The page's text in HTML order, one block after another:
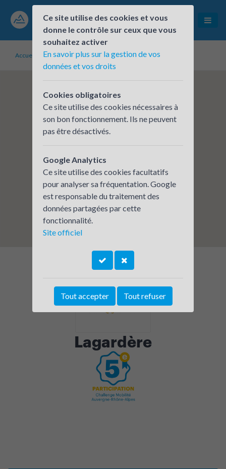
Accueil Établissements inscrits Lagardère
Lagardère
Ce site utilise des cookies et vous
donne le contrôle sur ceux que vous
souhaitez activer
En savoir plus sur la gestion de vos
données et vos droits
Cookies obligatoires
Ce site utilise des cookies nécessaires à
son bon fonctionnement. Ils ne peuvent
pas être désactivés.
Google Analytics
Ce site utilise des cookies facultatifs
pour analyser sa fréquentation. Google
est responsable du traitement des
données partagées par cette
fonctionnalité.
Site officiel
Tout accepter Tout refuser